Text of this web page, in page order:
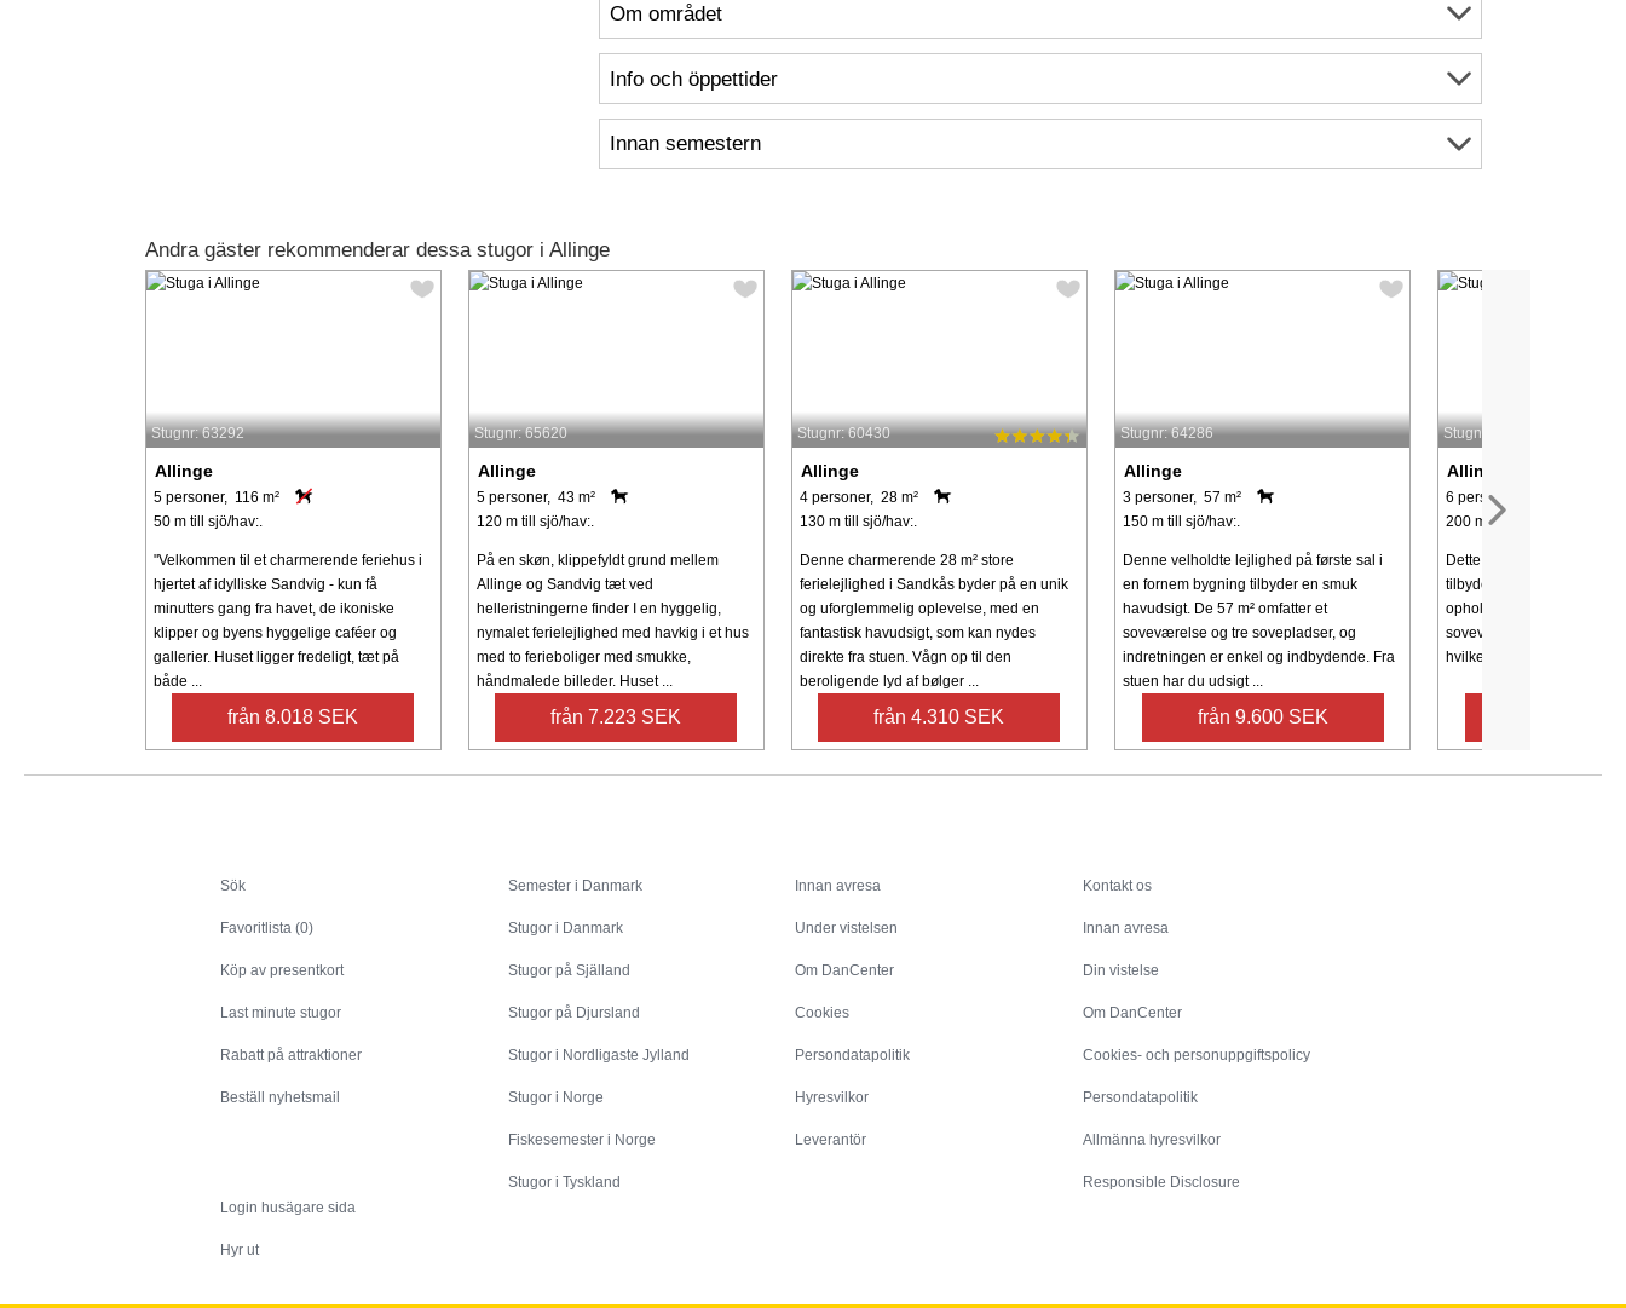
Om området
Info och öppettider
Innan semestern
Andra gäster rekommenderar dessa stugor i Allinge
Stugnr: 63292
Allinge
5 personer, 116 m²
50 m till sjö/hav:.
"Velkommen til et charmerende feriehus i
hjertet af idylliske Sandvig - kun få
minutters gang fra havet, de ikoniske
klipper og byens hyggelige caféer og
gallerier. Huset ligger fredeligt, tæt på
både ...
från 8.018 SEK
Stugnr: 65620
Allinge
5 personer, 43 m²
120 m till sjö/hav:.
På en skøn, klippefyldt grund mellem
Allinge og Sandvig tæt ved
helleristningerne finder I en hyggelig,
nymalet ferielejlighed med havkig i et hus
med to ferieboliger med smukke,
håndmalede billeder. Huset ...
från 7.223 SEK
Stugnr: 60430
Allinge
4 personer, 28 m²
130 m till sjö/hav:.
Denne charmerende 28 m² store
ferielejlighed i Sandkås byder på en unik
og uforglemmelig oplevelse, med en
fantastisk havudsigt, som kan nydes
direkte fra stuen. Vågn op til den
beroligende lyd af bølger ...
från 4.310 SEK
Stugnr: 64286
Allinge
3 personer, 57 m²
150 m till sjö/hav:.
Denne velholdte lejlighed på første sal i
en fornem bygning tilbyder en smuk
havudsigt. De 57 m² omfatter et
soveværelse og tre sovepladser, og
indretningen er enkel og indbydende. Fra
stuen har du udsigt ...
från 9.600 SEK
Stugnr: 65098
Allinge
6 personer, 66 m²
200 m till sjö/hav:.
Dette charmerende
tilbyder en rolig og
ophold. Huset tilbyder tre
soveværelser med plads
hvilket gør det ideelt for
Sök
Favoritlista (0)
Köp av presentkort
Last minute stugor
Rabatt på attraktioner
Beställ nyhetsmail
Login husägare sida
Hyr ut
Semester i Danmark
Stugor i Danmark
Stugor på Själland
Stugor på Djursland
Stugor i Nordligaste Jylland
Stugor i Norge
Fiskesemester i Norge
Stugor i Tyskland
Innan avresa
Under vistelsen
Om DanCenter
Cookies
Persondatapolitik
Hyresvilkor
Leverantör
Kontakt os
Innan avresa
Din vistelse
Om DanCenter
Cookies- och personuppgiftspolicy
Persondatapolitik
Allmänna hyresvilkor
Responsible Disclosure